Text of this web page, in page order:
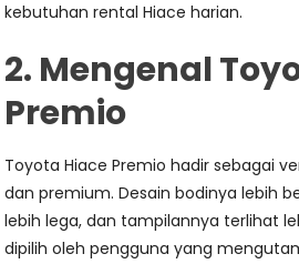
kebutuhan rental Hiace harian.
2. Mengenal
Premio
Toyota Hiace Premio hadir sebagai
dan premium. Desain bodinya lebih
lebih lega, dan tampilannya terlihat
dipilih oleh pengguna yang